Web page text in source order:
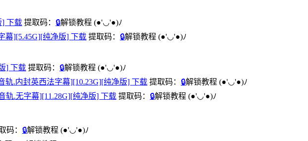
] 下载 提取码： 🔒解锁教程 (●'◡'●)ﾉ
幕][5.45G][纯净版] 下载 提取码： 🔒解锁教程 (●'◡'●)ﾉ
] 下载 提取码： 🔒解锁教程 (●'◡'●)ﾉ
轨.内封英西法字幕][10.23G][纯净版] 下载 提取码： 🔒解锁教程 (●'◡'●)ﾉ
轨.无字幕][11.28G][纯净版] 下载 提取码： 🔒解锁教程 (●'◡'●)ﾉ
码： 🔒解锁教程 (●'◡'●)ﾉ